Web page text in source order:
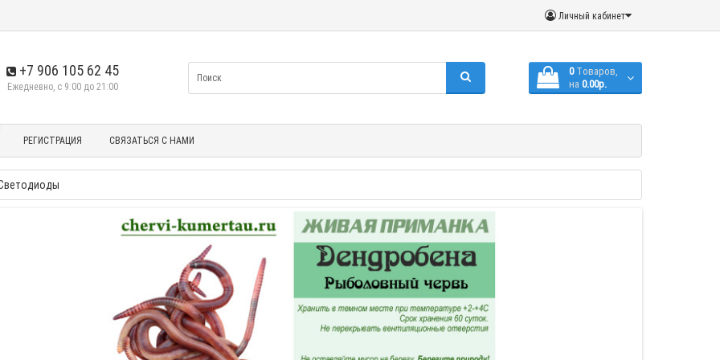
Личный кабинет
+7 906 105 62 45
Ежедневно, с 9:00 до 21:00
0 Tоваров,
на 0.00р.
РЕГИСТРАЦИЯ СВЯЗАТЬСЯ С НАМИ